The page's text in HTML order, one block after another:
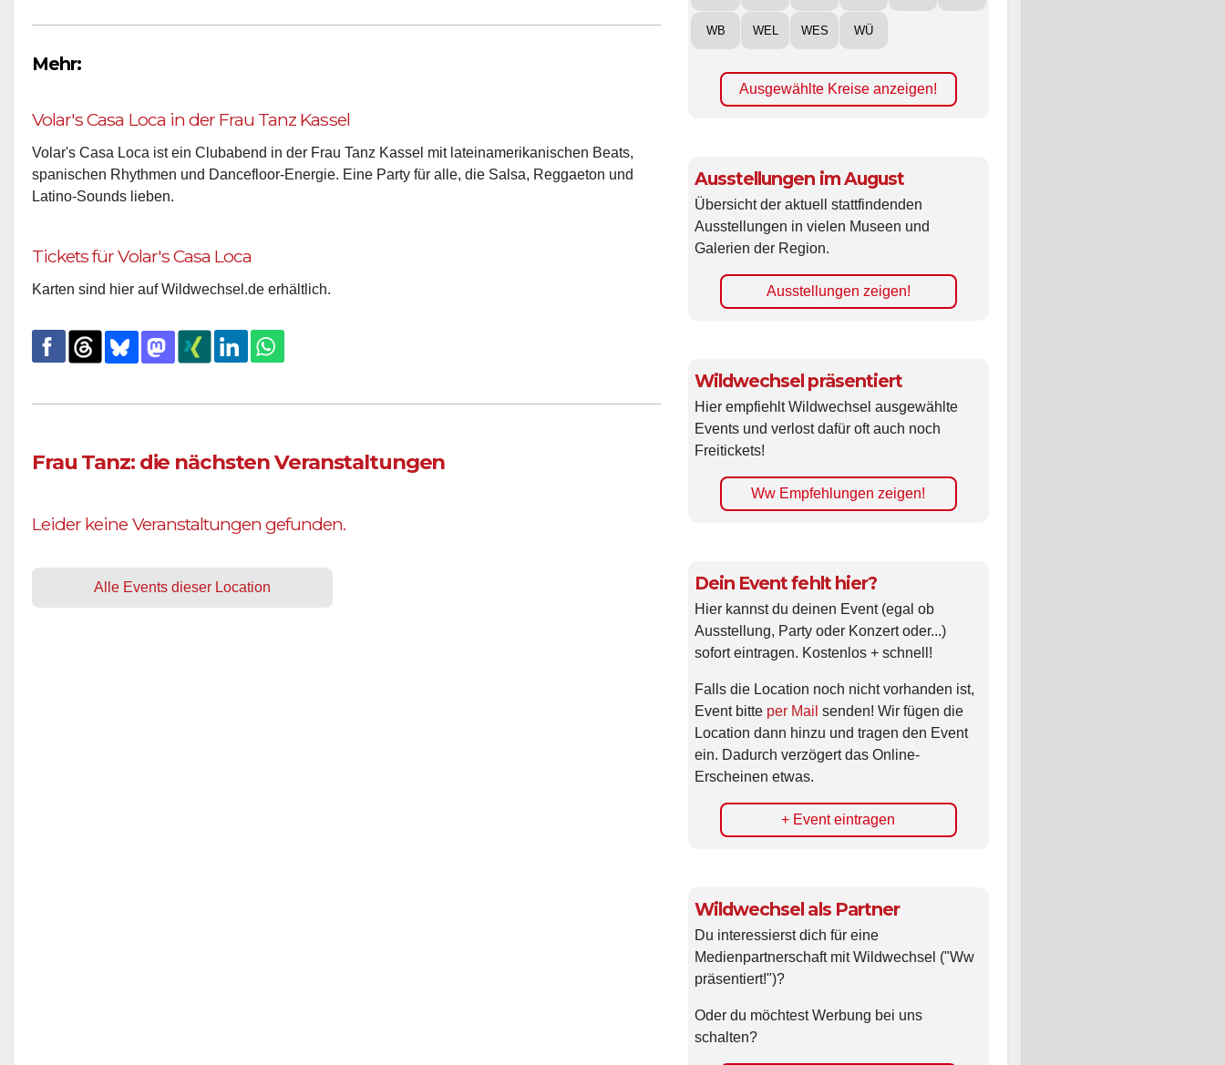
Mehr:
Volar's Casa Loca in der Frau Tanz Kassel
Volar's Casa Loca ist ein Clubabend in der Frau Tanz Kassel mit lateinamerikanischen Beats,
spanischen Rhythmen und Dancefloor-Energie. Eine Party für alle, die Salsa, Reggaeton und
Latino-Sounds lieben.
Tickets für Volar's Casa Loca
Karten sind hier auf Wildwechsel.de erhältlich.
Frau Tanz: die nächsten Veranstaltungen
Leider keine Veranstaltungen gefunden.
Alle Events dieser Location
WB WEL WES WÜ
Ausgewählte Kreise anzeigen!
Ausstellungen im August
Übersicht der aktuell stattfindenden
Ausstellungen in vielen Museen und
Galerien der Region.
Ausstellungen zeigen!
Wildwechsel präsentiert
Hier empfiehlt Wildwechsel ausgewählte
Events und verlost dafür oft auch noch
Freitickets!
Ww Empfehlungen zeigen!
Dein Event fehlt hier?
Hier kannst du deinen Event (egal ob
Ausstellung, Party oder Konzert oder...)
sofort eintragen. Kostenlos + schnell!
Falls die Location noch nicht vorhanden ist,
Event bitte per Mail senden! Wir fügen die
Location dann hinzu und tragen den Event
ein. Dadurch verzögert das Online-
Erscheinen etwas.
+ Event eintragen
Wildwechsel als Partner
Du interessierst dich für eine
Medienpartnerschaft mit Wildwechsel ("Ww
präsentiert!")?
Oder du möchtest Werbung bei uns
schalten?